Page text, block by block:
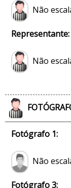
Não
Representante:
Não
Fotógrafo 1:
Não
Fotógrafo 3: